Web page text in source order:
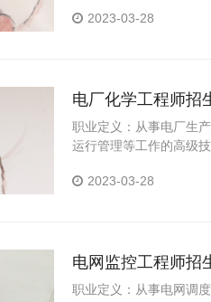
2023-03-28
电厂化学工程师招
职业定义：从事电厂生
运行管理等工作的高级
2023-03-28
电网监控工程师招
职业定义：从事电网调